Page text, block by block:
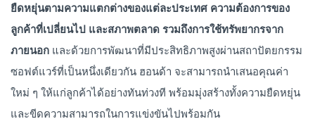
ยืดหยุ่นตามความแตกต่างของแต่ละประเทศ ความต้องการของ
ลูกค้าที่เปลี่ยนไป และสภาพตลาด รวมถึงการใช้ทรัพยากรจาก
ภายนอก และด้วยการพัฒนาที่มีประสิทธิภาพสูงผ่านสถาปัตยกรรม
ซอฟต์แวร์ที่เป็นหนึ่งเดียวกัน ฮอนด้า จะสามารถนำเสนอคุณค่า
ใหม่ ๆ ให้แก่ลูกค้าได้อย่างทันท่วงที พร้อมมุ่งสร้างทั้งความยืดหยุ่น
และขีดความสามารถในการแข่งขันไปพร้อมกัน